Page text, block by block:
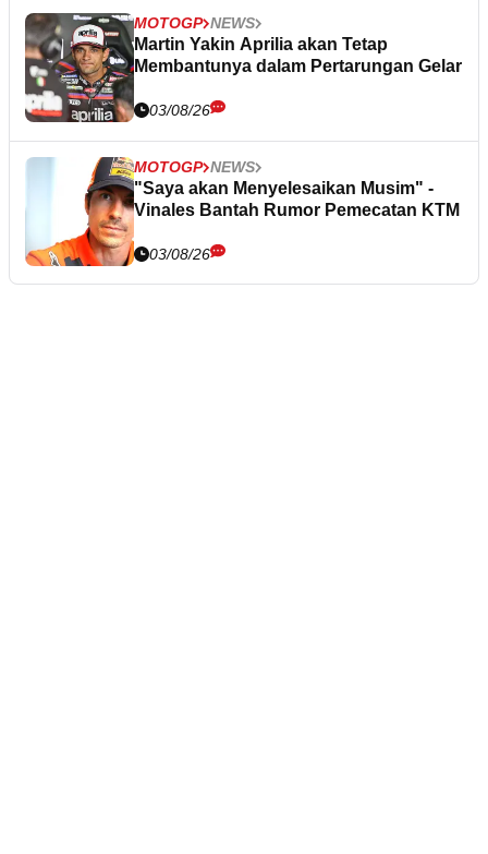
MOTOGP NEWS
Martin Yakin Aprilia akan Tetap
Membantunya dalam Pertarungan Gelar
03/08/26
MOTOGP NEWS
"Saya akan Menyelesaikan Musim" -
Vinales Bantah Rumor Pemecatan KTM
03/08/26